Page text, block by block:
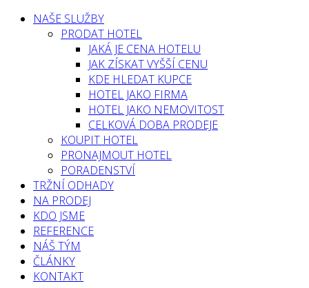
NAŠE SLUŽBY
PRODAT HOTEL
JAKÁ JE CENA HOTELU
JAK ZÍSKAT VYŠŠÍ CENU
KDE HLEDAT KUPCE
HOTEL JAKO FIRMA
HOTEL JAKO NEMOVITOST
CELKOVÁ DOBA PRODEJE
KOUPIT HOTEL
PRONAJMOUT HOTEL
PORADENSTVÍ
TRŽNÍ ODHADY
NA PRODEJ
KDO JSME
REFERENCE
NÁŠ TÝM
ČLÁNKY
KONTAKT